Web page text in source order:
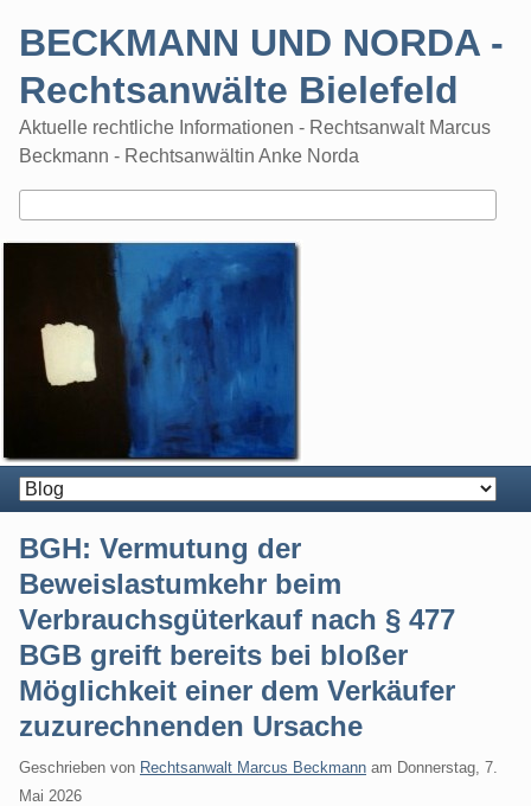
BECKMANN UND NORDA -
Rechtsanwälte Bielefeld
Aktuelle rechtliche Informationen - Rechtsanwalt Marcus
Beckmann - Rechtsanwältin Anke Norda
BGH: Vermutung der
Beweislastumkehr beim
Verbrauchsgüterkauf nach § 477
BGB greift bereits bei bloßer
Möglichkeit einer dem Verkäufer
zuzurechnenden Ursache
Geschrieben von Rechtsanwalt Marcus Beckmann am Donnerstag, 7.
Mai 2026